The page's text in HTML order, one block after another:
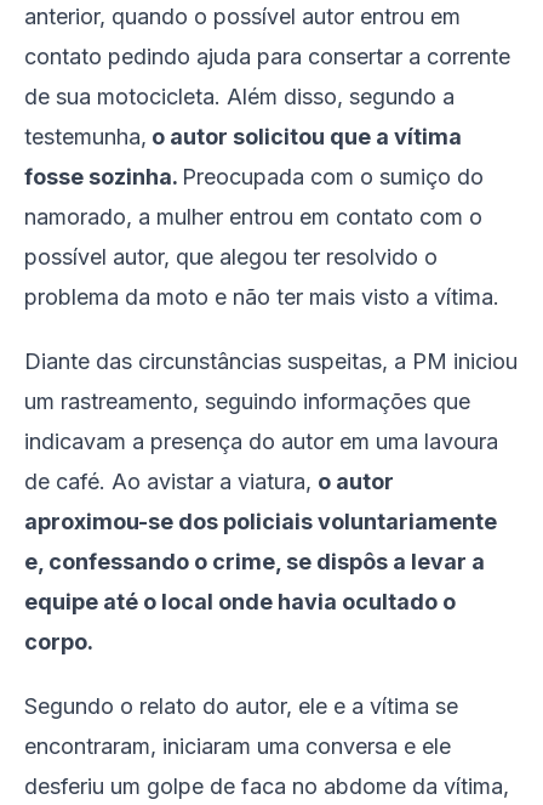
anterior, quando o possível autor entrou em
contato pedindo ajuda para consertar a corrente
de sua motocicleta. Além disso, segundo a
testemunha, o autor solicitou que a vítima
fosse sozinha. Preocupada com o sumiço do
namorado, a mulher entrou em contato com o
possível autor, que alegou ter resolvido o
problema da moto e não ter mais visto a vítima.
Diante das circunstâncias suspeitas, a PM iniciou
um rastreamento, seguindo informações que
indicavam a presença do autor em uma lavoura
de café. Ao avistar a viatura, o autor
aproximou-se dos policiais voluntariamente
e, confessando o crime, se dispôs a levar a
equipe até o local onde havia ocultado o
corpo.
Segundo o relato do autor, ele e a vítima se
encontraram, iniciaram uma conversa e ele
desferiu um golpe de faca no abdome da vítima,